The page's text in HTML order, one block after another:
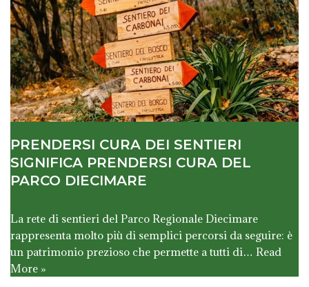
PRENDERSI CURA DEI SENTIERI
SIGNIFICA PRENDERSI CURA DEL
PARCO DIECIMARE
La rete di sentieri del Parco Regionale Diecimare
rappresenta molto più di semplici percorsi da seguire: è
un patrimonio prezioso che permette a tutti di… Read
More »